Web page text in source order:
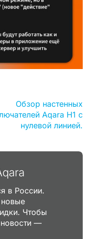
Обзор настенных
Aqara Н1 с
нулевой линией.
в России.
Чтобы
новости —